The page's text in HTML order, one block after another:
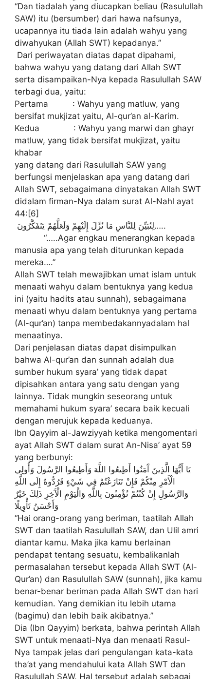
“Dan tiadalah yang diucapkan beliau (Rasulullah
SAW) itu (bersumber) dari hawa nafsunya,
ucapannya itu tiada lain adalah wahyu yang
diwahyukan (Allah SWT) kepadanya.”
Dari periwayatan diatas dapat dipahami,
bahwa wahyu yang datang dari Allah SWT
serta disampaikan-Nya kepada Rasulullah SAW
terbagi dua, yaitu:
Pertama : Wahyu yang matluw, yang
bersifat mukjizat yaitu, Al-qur’an al-Karim.
Kedua : Wahyu yang marwi dan ghayr
matluw, yang tidak bersifat mukjizat, yaitu
khabar
yang datang dari Rasulullah SAW yang
berfungsi menjelaskan apa yang datang dari
Allah SWT, sebagaimana dinyatakan Allah SWT
didalam firman-Nya dalam surat Al-Nahl ayat
44:[6]
لِتُبَيِّنَ لِلنَّاسِ مَا نُزِّلَ إِلَيْهِمْ وَلَعَلَّهُمْ يَتَفَكَّرُونَ…..
“…..Agar engkau menerangkan kepada
manusia apa yang telah diturunkan kepada
mereka….”
Allah SWT telah mewajibkan umat islam untuk
menaati wahyu dalam bentuknya yang kedua
ini (yaitu hadits atau sunnah), sebagaimana
menaati whyu dalam bentuknya yang pertama
(Al-qur’an) tanpa membedakannyadalam hal
menaatinya.
Dari penjelasan diatas dapat disimpulkan
bahwa Al-qur’an dan sunnah adalah dua
sumber hukum syara’ yang tidak dapat
dipisahkan antara yang satu dengan yang
lainnya. Tidak mungkin seseorang untuk
memahami hukum syara’ secara baik kecuali
dengan merujuk kepada keduanya.
Ibn Qayyim al-Jawziyyah ketika mengomentari
ayat Allah SWT dalam surat An-Nisa’ ayat 59
yang berbunyi:
يَا أَيُّهَا الَّذِينَ آَمَنُوا أَطِيعُوا اللَّهَ وَأَطِيعُوا الرَّسُولَ وَأُولِي
الْأَمْرِ مِنْكُمْ فَإِنْ تَنَازَعْتُمْ فِي شَيْءٍ فَرُدُّوهُ إِلَى اللَّهِ
وَالرَّسُولِ إِنْ كُنْتُمْ تُؤْمِنُونَ بِاللَّهِ وَالْيَوْمِ الْآَخِرِ ذَلِكَ خَيْرٌ
وَأَحْسَنُ تَأْوِيلًا
“Hai orang-orang yang beriman, taatilah Allah
SWT dan taatilah Rasulullah SAW, dan Ulil amri
diantar kamu. Maka jika kamu berlainan
pendapat tentang sesuatu, kembalikanlah
permasalahan tersebut kepada Allah SWT (Al-
Qur’an) dan Rasulullah SAW (sunnah), jika kamu
benar-benar beriman pada Allah SWT dan hari
kemudian. Yang demikian itu lebih utama
(bagimu) dan lebih baik akibatnya.”
Dia (Ibn Qayyim) berkata, bahwa perintah Allah
SWT untuk menaati-Nya dan menaati Rasul-
Nya tampak jelas dari pengulangan kata-kata
tha’at yang mendahului kata Allah SWT dan
Rasulullah SAW. Hal tersebut adalah sebagai